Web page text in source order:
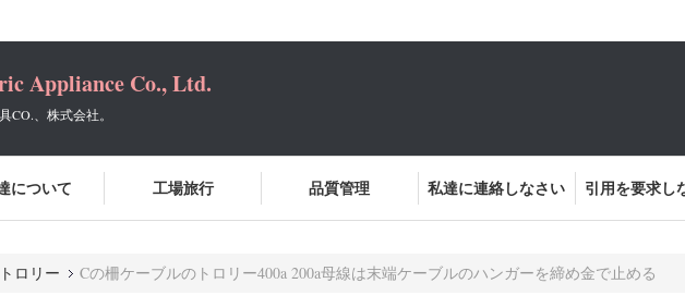
Appliance Co., Ltd.
CO.、株式会社。
について 工場旅行 品質管理 私達に連絡しなさい 引用を要求し
ロリー Cの柵ケーブルのトロリー400a 200a母線は末端ケーブルのハンガーを締め金で止める